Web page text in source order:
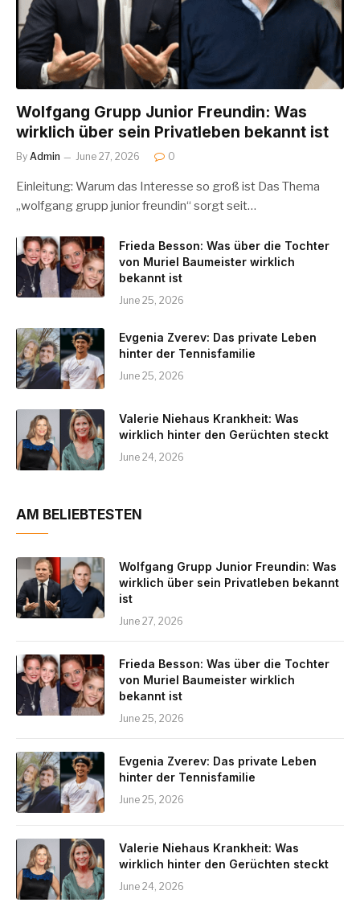
Wolfgang Grupp Junior Freundin: Was
wirklich über sein Privatleben bekannt ist
By Admin June 27, 2026 0
Einleitung: Warum das Interesse so groß ist Das Thema
„wolfgang grupp junior freundin“ sorgt seit…
Frieda Besson: Was über die Tochter
von Muriel Baumeister wirklich
bekannt ist
June 25, 2026
Evgenia Zverev: Das private Leben
hinter der Tennisfamilie
June 25, 2026
Valerie Niehaus Krankheit: Was
wirklich hinter den Gerüchten steckt
June 24, 2026
AM BELIEBTESTEN
Wolfgang Grupp Junior Freundin: Was
wirklich über sein Privatleben bekannt
ist
June 27, 2026
Frieda Besson: Was über die Tochter
von Muriel Baumeister wirklich
bekannt ist
June 25, 2026
Evgenia Zverev: Das private Leben
hinter der Tennisfamilie
June 25, 2026
Valerie Niehaus Krankheit: Was
wirklich hinter den Gerüchten steckt
June 24, 2026